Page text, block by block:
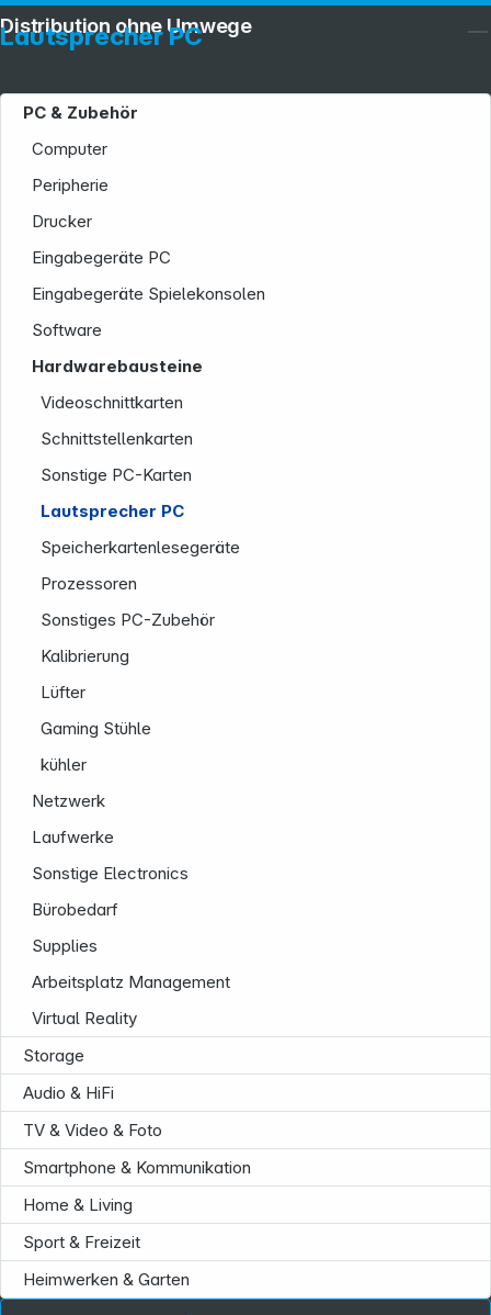
Lautsprecher PC
PC & Zubehör
Computer
Peripherie
Drucker
Eingabegeräte PC
Eingabegeräte Spielekonsolen
Software
Hardwarebausteine
Videoschnittkarten
Schnittstellenkarten
Sonstige PC-Karten
Lautsprecher PC
Speicherkartenlesegeräte
Prozessoren
Sonstiges PC-Zubehör
Kalibrierung
Lüfter
Gaming Stühle
kühler
Netzwerk
Laufwerke
Sonstige Electronics
Bürobedarf
Supplies
Arbeitsplatz Management
Virtual Reality
Storage
Audio & HiFi
TV & Video & Foto
Smartphone & Kommunikation
Home & Living
Sport & Freizeit
Heimwerken & Garten
Distribution ohne Umwege
Service